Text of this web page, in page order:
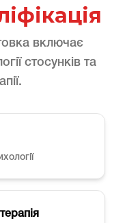
включає
стосунків та